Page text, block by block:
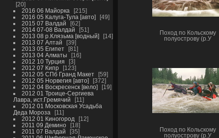
20
2016 06 Майорка
215
2016 05 Калуга-Тула [авто]
49
2015 07 Валдай
62
2014 07-08 Валдай
51
2013 08 р.Клязьма [водный]
14
2013 07 Алтай
39
2013 05 Египет
81
2013 04 Алматы
16
2012 10 Турция
3
2012 07 Кипр
123
2012 05 СПб Гранд Макет
59
2012 05 Норвегия [авто]
372
2012 04 Воскресенск [вело]
19
2012 01 Троице-Сергиева
Лавра, ист.Гремячий
11
2012 01 Московская Усадьба
Деда Мороза
11
2012 01 Киногород
12
2011 09 Демино
18
2011 07 Валдай
35
Поход по Кольскому
полуострову (р.У
Поход по Кольскому
полуострову (р.У